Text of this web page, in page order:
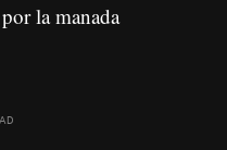
la manada